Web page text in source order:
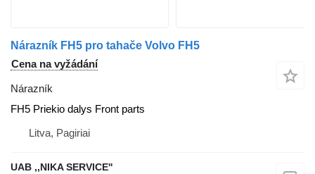
Nárazník FH5 pro tahače Volvo FH5
Cena na vyžádání
Nárazník
FH5 Priekio dalys Front parts
Litva, Pagiriai
UAB ,,NIKA SERVICE''